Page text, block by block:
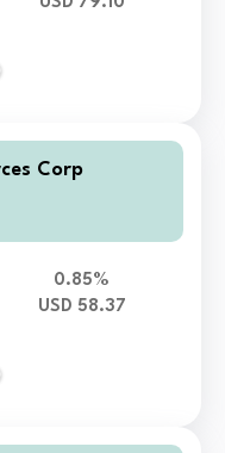
Corp
0.85%
USD 58.37